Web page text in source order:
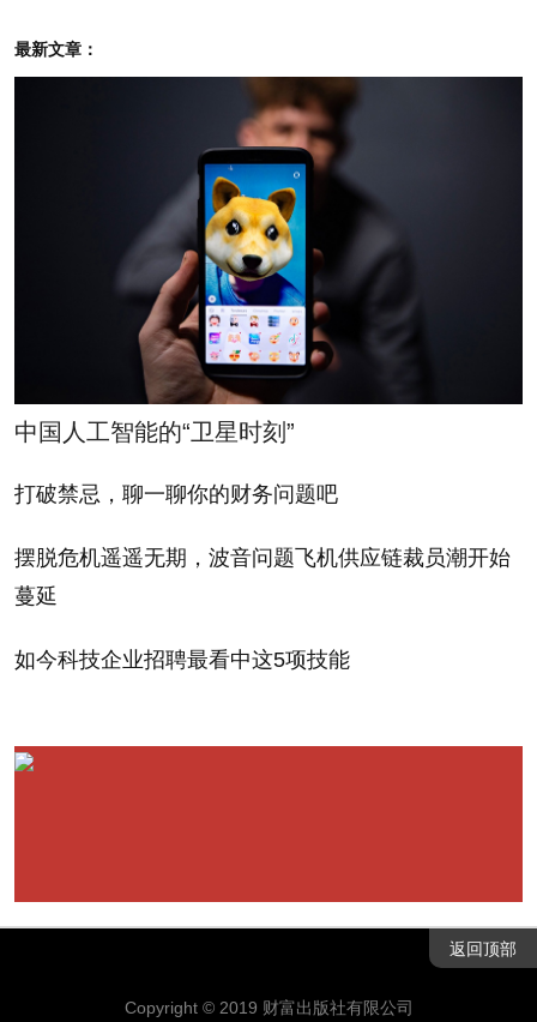
蔡洪滨3 / 23
强生CEO 4 / 23
最新文章：
中国人工智能的“卫星时刻”
打破禁忌，聊一聊你的财务问题吧
摆脱危机遥遥无期，波音问题飞机供应链裁员潮开始
蔓延
如今科技企业招聘最看中这5项技能
返回顶部
Copyright © 2019 财富出版社有限公司